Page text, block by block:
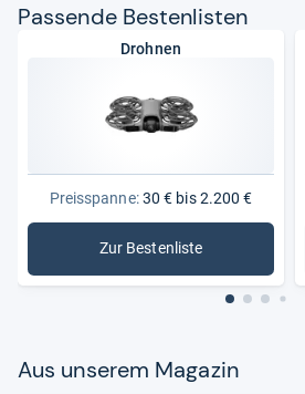
Pas­sende Bes­ten­lis­ten
Drohnen
Preisspanne:30 € bis 2.200 €
Zur Bestenliste
: Drohnen
Aus unse­rem Maga­zin